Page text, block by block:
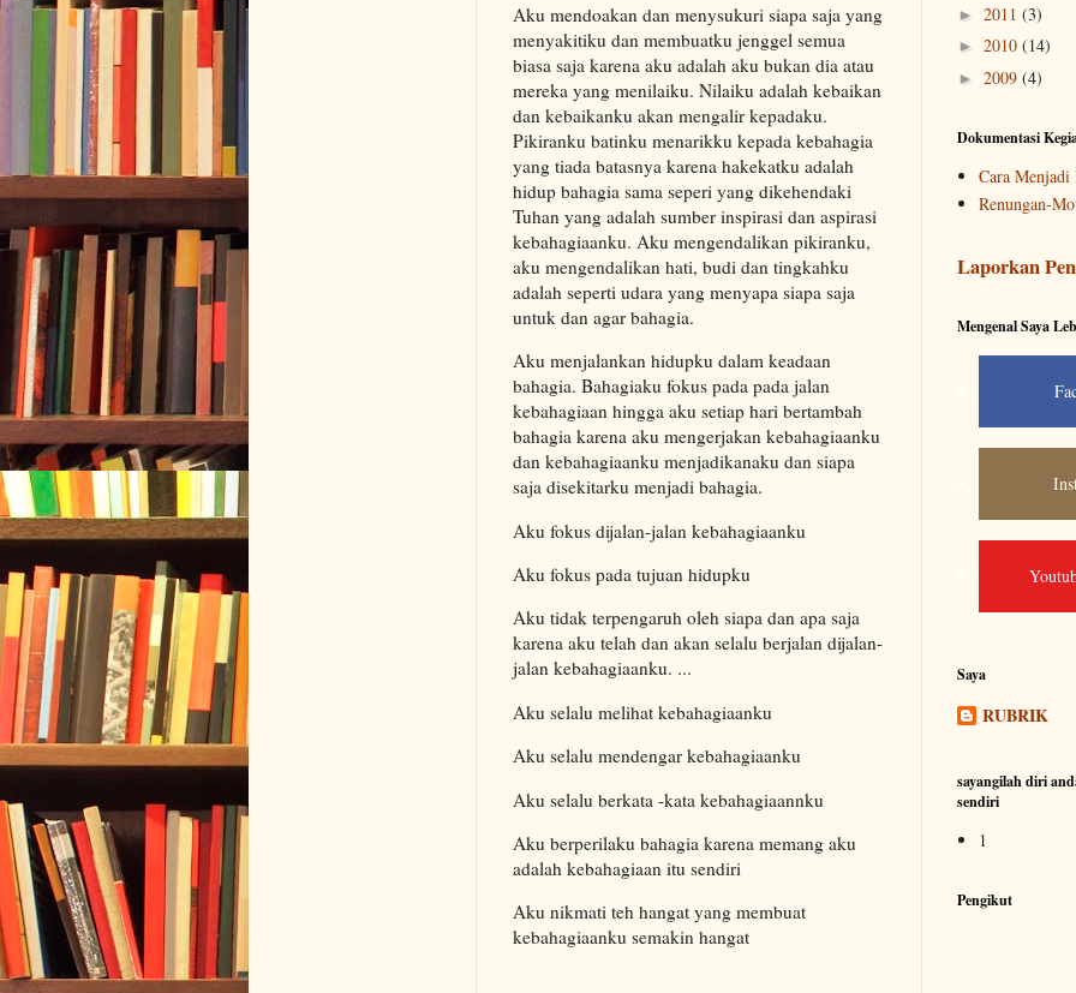
Aku mendoakan dan menysukuri siapa saja yang
menyakitiku dan membuatku jenggel semua
biasa saja karena aku adalah aku bukan dia atau
mereka yang menilaiku. Nilaiku adalah kebaikan
dan kebaikanku akan mengalir kepadaku.
Pikiranku batinku menarikku kepada kebahagia
yang tiada batasnya karena hakekatku adalah
hidup bahagia sama seperi yang dikehendaki
Tuhan yang adalah sumber inspirasi dan aspirasi
kebahagiaanku. Aku mengendalikan pikiranku,
aku mengendalikan hati, budi dan tingkahku
adalah seperti udara yang menyapa siapa saja
untuk dan agar bahagia.
Aku menjalankan hidupku dalam keadaan
bahagia. Bahagiaku fokus pada pada jalan
kebahagiaan hingga aku setiap hari bertambah
bahagia karena aku mengerjakan kebahagiaanku
dan kebahagiaanku menjadikanaku dan siapa
saja disekitarku menjadi bahagia.
Aku fokus dijalan-jalan kebahagiaanku
Aku fokus pada tujuan hidupku
Aku tidak terpengaruh oleh siapa dan apa saja
karena aku telah dan akan selalu berjalan dijalan-
jalan kebahagiaanku. ...
Aku selalu melihat kebahagiaanku
Aku selalu mendengar kebahagiaanku
Aku selalu berkata -kata kebahagiaannku
Aku berperilaku bahagia karena memang aku
adalah kebahagiaan itu sendiri
Aku nikmati teh hangat yang membuat
kebahagiaanku semakin hangat
► 2011 (3)
► 2010 (14)
► 2009 (4)
Dokumentasi
Cara Menjadi
Renungan-
Laporkan
Mengenal Saya
Saya
RUBRIK
sayangilah diri
sendiri
1
Pengikut